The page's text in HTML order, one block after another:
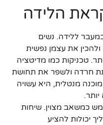
הלידה
ללידה. נשים
את עצמן נפשית
טכניקות כמו מדיטציה
חרדה ולשפר את תחושת
מנטלית, היא עשויה
כמשאב מצוין. שיחות
יכולות להציע